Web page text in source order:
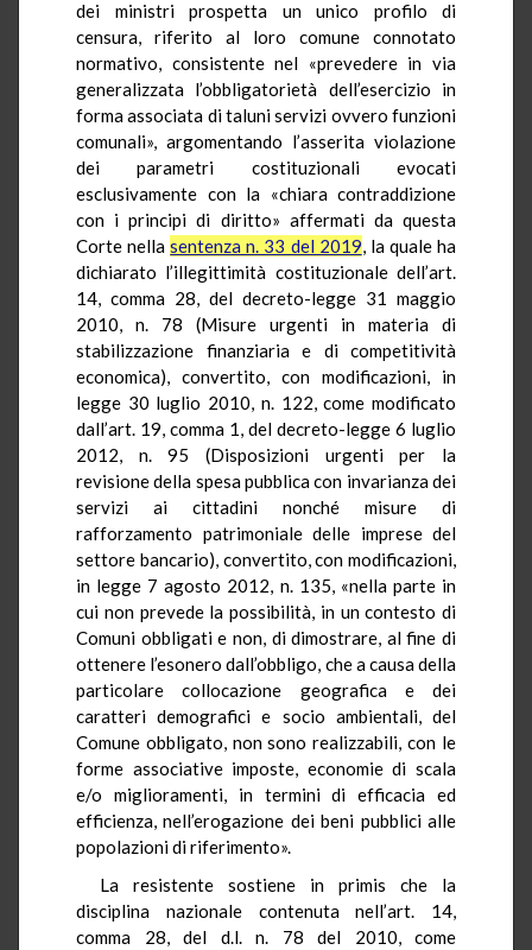
dei ministri prospetta un unico profilo di
censura, riferito al loro comune connotato
normativo, consistente nel «prevedere in via
generalizzata l’obbligatorietà dell’esercizio in
forma associata di taluni servizi ovvero funzioni
comunali», argomentando l’asserita violazione
dei parametri costituzionali evocati
esclusivamente con la «chiara contraddizione
con i principi di diritto» affermati da questa
Corte nellasentenza n. 33 del 2019, la quale ha
dichiarato l’illegittimità costituzionale dell’art.
14, comma 28, del decreto-legge 31 maggio
2010, n. 78 (Misure urgenti in materia di
stabilizzazione finanziaria e di competitività
economica), convertito, con modificazioni, in
legge 30 luglio 2010, n. 122, come modificato
dall’art. 19, comma 1, del decreto-legge 6 luglio
2012, n. 95 (Disposizioni urgenti per la
revisione della spesa pubblica con invarianza dei
servizi ai cittadini nonché misure di
rafforzamento patrimoniale delle imprese del
settore bancario), convertito, con modificazioni,
in legge 7 agosto 2012, n. 135, «nella parte in
cui non prevede la possibilità, in un contesto di
Comuni obbligati e non, di dimostrare, al fine di
ottenere l’esonero dall’obbligo, che a causa della
particolare collocazione geografica e dei
caratteri demografici e socio ambientali, del
Comune obbligato, non sono realizzabili, con le
forme associative imposte, economie di scala
e/o miglioramenti, in termini di efficacia ed
efficienza, nell’erogazione dei beni pubblici alle
popolazioni di riferimento».
La resistente sostiene in primis che la
disciplina nazionale contenuta nell’art. 14,
comma 28, del d.l. n. 78 del 2010, come